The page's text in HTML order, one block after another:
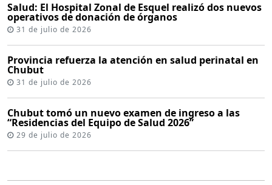
Salud: El Hospital Zonal de Esquel realizó dos nuevos
operativos de donación de órganos
31 de julio de 2026
Provincia refuerza la atención en salud perinatal en
Chubut
31 de julio de 2026
Chubut tomó un nuevo examen de ingreso a las
“Residencias del Equipo de Salud 2026”
29 de julio de 2026